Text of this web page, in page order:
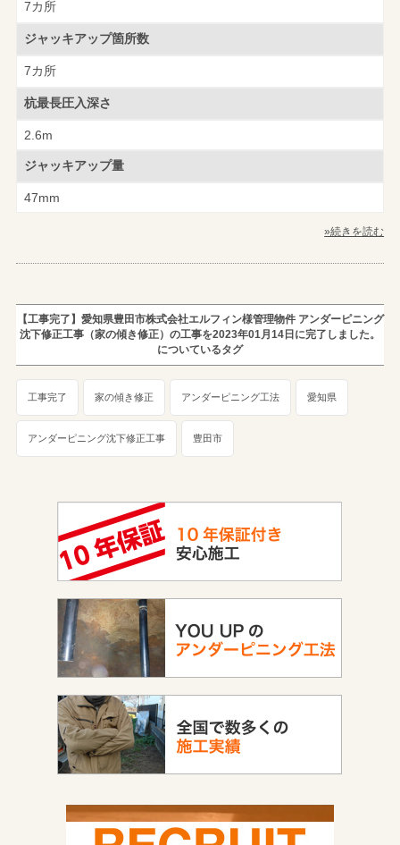
7カ所
ジャッキアップ箇所数
7カ所
杭最長圧入深さ
2.6m
ジャッキアップ量
47mm
»続きを読む
【工事完了】愛知県豊田市株式会社エルフィン様管理物件 アンダーピニング
沈下修正工事（家の傾き修正）の工事を2023年01月14日に完了しました。
についているタグ
工事完了 家の傾き修正 アンダーピニング工法 愛知県
アンダーピニング沈下修正工事 豊田市